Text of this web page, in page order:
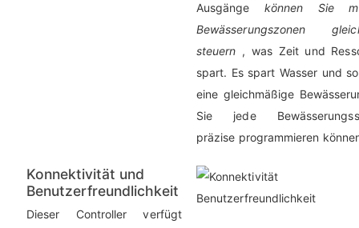
Ausgänge können Sie
Bewässerungszonen
steuern , was Zeit und
spart. Es spart Wasser und
eine gleichmäßige
Sie jede
präzise programmieren
Konnektivität und
Benutzerfreundlichkeit
Dieser Controller verfügt